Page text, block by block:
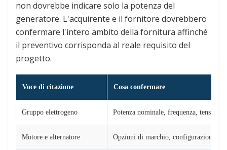
non dovrebbe indicare solo la potenza del
generatore. L'acquirente e il fornitore dovrebbero
confermare l'intero ambito della fornitura affinché
il preventivo corrisponda al reale requisito del
progetto.
Voce di citazione Cosa confermare
Gruppo elettrogeno Potenza nominale, frequenza,
Motore e alternatore Opzioni di marchio, configurazione